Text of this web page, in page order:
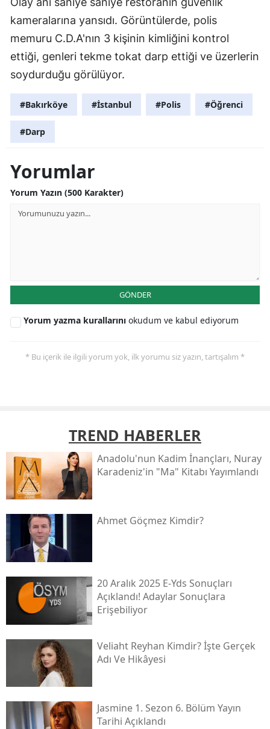
kameralarına yansıdı. Görüntülerde, polis
memuru C.D.A'nın 3 kişinin kimliğini kontrol
ettiği, genleri tekme tokat darp ettiği ve üzerlerin
soydurduğu görülüyor.
#Bakırköye #İstanbul #Polis #Öğrenci
#Darp
Yorumlar
Yorum Yazın (500 Karakter)
GÖNDER
Yorum yazma kurallarını okudum ve kabul ediyorum
* Bu içerik ile ilgili yorum yok, ilk yorumu siz yazın, tartışalım *
TREND HABERLER
Anadolu'nun Kadim İnançları, Nuray
Karadeniz'in "ma" Kitabı Yayımlandı
Ahmet Göçmez Kimdir?
20 Aralık 2025 E-Yds Sonuçları
Açıklandı! Adaylar Sonuçlara
Erişebiliyor
Veliaht Reyhan Kimdir? İşte Gerçek
Adı Ve Hikâyesi
Jasmine 1. Sezon 6. Bölüm Yayın
Tarihi Açıklandı